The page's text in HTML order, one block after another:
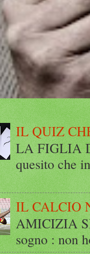
IL QUIZ
LA FIGLIA
quesito che
IL CALCIO
AMICIZIA
sogno : non